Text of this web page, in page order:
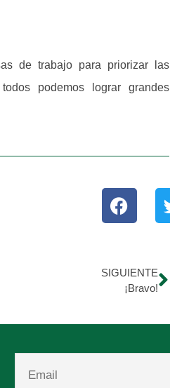
de trabajo para priorizar las
podemos lograr grandes
SIGUIENTE
¡Bravo!